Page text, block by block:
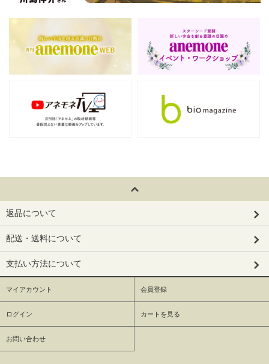
返品について
配送・送料について
支払い方法について
マイアカウント 会員登録
ログイン カートを見る
お問い合わせ